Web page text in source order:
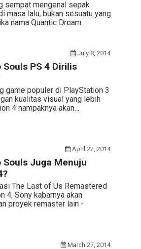
sempat mengenal sepak
masa lalu, bukan sesuatu yang
nama Quantic Dream
July 8, 2014
Souls PS 4 Dirilis
game populer di PlayStation 3
kualitas visual yang lebih
4 nampaknya akan…
April 22, 2014
Souls Juga Menuju
The Last of Us Remastered
4, Sony kabarnya akan
proyek remaster lain -
March 27, 2014